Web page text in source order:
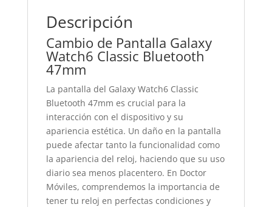
Descripción
Cambio de Pantalla Galaxy
Watch6 Classic Bluetooth
47mm
La pantalla del Galaxy Watch6 Classic
Bluetooth 47mm es crucial para la
interacción con el dispositivo y su
apariencia estética. Un daño en la pantalla
puede afectar tanto la funcionalidad como
la apariencia del reloj, haciendo que su uso
diario sea menos placentero. En Doctor
Móviles, comprendemos la importancia de
tener tu reloj en perfectas condiciones y